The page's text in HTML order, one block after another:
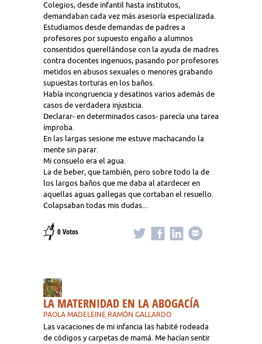
Colegios, desde infantil hasta institutos,
demandaban cada vez más asesoría especializada.
Estudiamos desde demandas de padres a
profesores por supuesto engaño a alumnos
consentidos querellándose con la ayuda de madres
contra docentes ingenuos, pasando por profesores
metidos en abusos sexuales o menores grabando
supuestas torturas en los baños.
Había incongruencia y desatinos varios además de
casos de verdadera injusticia.
Declarar- en determinados casos- parecía una tarea
ímproba.
En las largas sesione me estuve machacando la
mente sin parar.
Mi consuelo era el agua.
La de beber, que también, pero sobre todo la de
los largos baños que me daba al atardecer en
aquellas aguas gallegas que cortaban el resuello.
Colapsaban todas mis dudas...
0 Votos
LA MATERNIDAD EN LA ABOGACÍA
PAOLA MADELEINE RAMÓN GALLARDO
Las vacaciones de mi infancia las habité rodeada
de códigos y carpetas de mamá. Me hacían sentir